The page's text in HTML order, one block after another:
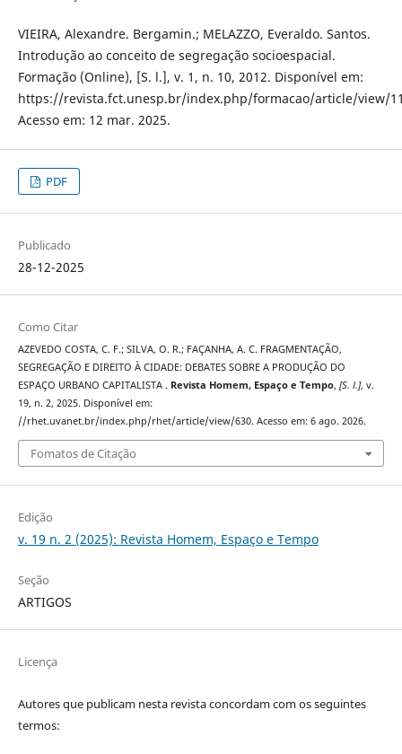
VIEIRA, Alexandre. Bergamin.; MELAZZO, Everaldo. Santos.
Introdução ao conceito de segregação socioespacial.
Formação (Online), [S. l.], v. 1, n. 10, 2012. Disponível em:
https://revista.fct.unesp.br/index.php/formacao/article/view/
Acesso em: 12 mar. 2025.
PDF
Publicado
28-12-2025
Como Citar
AZEVEDO COSTA, C. F.; SILVA, O. R.; FAÇANHA, A. C. FRAGMENTAÇÃO,
SEGREGAÇÃO E DIREITO À CIDADE: DEBATES SOBRE A PRODUÇÃO DO
ESPAÇO URBANO CAPITALISTA . Revista Homem, Espaço e Tempo, [S. l.], v.
19, n. 2, 2025. Disponível em:
//rhet.uvanet.br/index.php/rhet/article/view/630. Acesso em: 6 ago. 2026.
Fomatos de Citação
Edição
v. 19 n. 2 (2025): Revista Homem, Espaço e Tempo
Seção
ARTIGOS
Licença
Autores que publicam nesta revista concordam com os seguintes
termos: